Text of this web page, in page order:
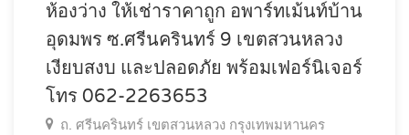
ห้องว่าง ให้เช่าราคาถูก อพาร์ทเม้นท์บ้าน
อุดมพร ซ.ศรีนครินทร์ 9 เขตสวนหลวง
เงียบสงบ และปลอดภัย พร้อมเฟอร์นิเจอร์
โทร 062-2263653
ถ. ศรีนครินทร์ เขตสวนหลวง กรุงเทพมหานคร